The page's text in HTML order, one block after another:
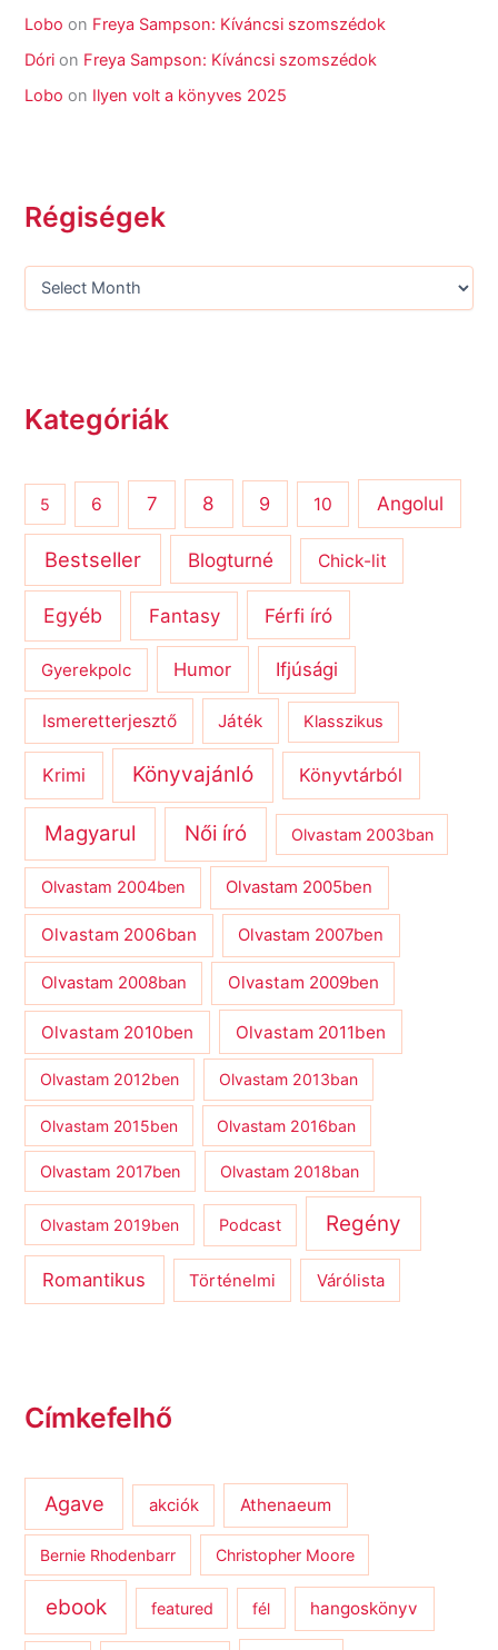
Lobo on Freya Sampson: Kíváncsi szomszédok
Dóri on Freya Sampson: Kíváncsi szomszédok
Lobo on Ilyen volt a könyves 2025
Régiségek
Kategóriák
5 6 7 8 9 10 Angolul
Bestseller Blogturné Chick-lit
Egyéb Fantasy Férfi író
Gyerekpolc Humor Ifjúsági
Ismeretterjesztő Játék Klasszikus
Krimi Könyvajánló Könyvtárból
Magyarul Női író Olvastam 2003ban
Olvastam 2004ben Olvastam 2005ben
Olvastam 2006ban Olvastam 2007ben
Olvastam 2008ban Olvastam 2009ben
Olvastam 2010ben Olvastam 2011ben
Olvastam 2012ben Olvastam 2013ban
Olvastam 2015ben Olvastam 2016ban
Olvastam 2017ben Olvastam 2018ban
Olvastam 2019ben Podcast Regény
Romantikus Történelmi Várólista
Címkefelhő
Agave akciók Athenaeum
Bernie Rhodenbarr Christopher Moore
ebook featured fél hangoskönyv